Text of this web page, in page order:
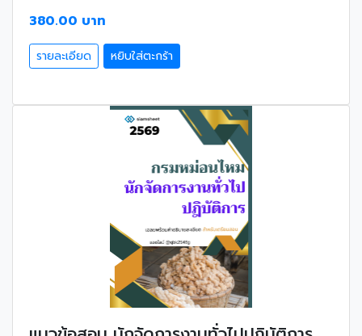
380.00 บาท
รายละเอียด หยิบใส่ตะกร้า